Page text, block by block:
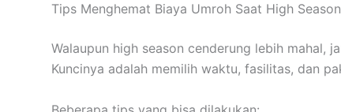
Tips Menghemat Biaya Umroh Saat High Season
Walaupun high season cenderung lebih mahal,
Kuncinya adalah memilih waktu, fasilitas, dan